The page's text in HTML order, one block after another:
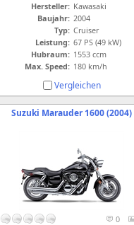
Hersteller: Kawasaki
Baujahr: 2004
Typ: Cruiser
Leistung: 67 PS (49 kW)
Hubraum: 1553 ccm
Max. Speed: 180 km/h
Vergleichen
Suzuki Marauder 1600 (2004)
0